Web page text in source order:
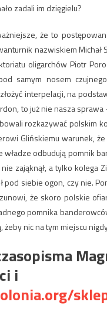
zadali im dzięgielu?
że to
nazwiskiem
oligarchów Piotr
samym nosem
interpelacji, na
to już nie nasza
rozkazywać polskim
Glińskiemu warunek,
odbudują pomnik
zająknął, a tylko kolega
siebie ogon, czy nie.
że skoro polskie
pomnika
nic na tym miejscu
i